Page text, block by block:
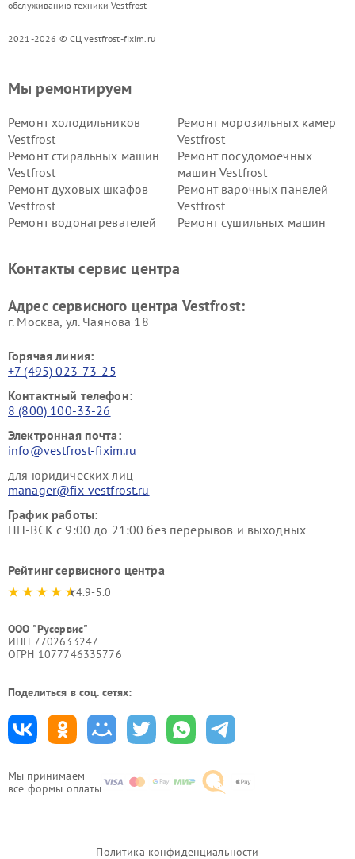
обслуживанию техники Vestfrost
2021-2026 © СЦ vestfrost-fixim.ru
Мы принимаем
все формы оплаты
Мы ремонтируем
Ремонт холодильников
Vestfrost
Ремонт морозильных камер
Vestfrost
Ремонт стиральных машин
Vestfrost
Ремонт посудомоечных
машин Vestfrost
Ремонт духовых шкафов
Vestfrost
Ремонт варочных панелей
Vestfrost
Ремонт водонагревателей
Ремонт сушильных машин
Vestfrost
Контакты сервис центра
Адрес сервисного центра Vestfrost:
г. Москва, ул. Чаянова 18
Горячая линия:
+7 (495) 023-73-25
Контактный телефон:
8 (800) 100-33-26
Электронная почта:
info@vestfrost-fixim.ru
для юридических лиц
manager@fix-vestfrost.ru
График работы:
ПН-ВСК с 9:00 до 21:00 без перерывов и выходных
Рейтинг сервисного центра
4.9-5.0
ООО "Русервис"
ИНН 7702633247
ОГРН 1077746335776
Поделиться в соц. сетях:
Политика конфиденциальности